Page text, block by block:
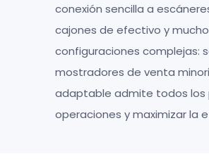
conexión sencilla a
cajones de efectivo y
configuraciones complejas:
mostradores de venta
adaptable admite todos los
operaciones y maximizar la